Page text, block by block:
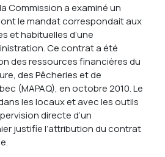
Commission a examiné un
le mandat correspondait aux
et habituelles d’une
Ce contrat a été
des ressources financières du
des Pêcheries et de
(MAPAQ), en octobre 2010. Le
les locaux et avec les outils
directe d’un
justifie l’attribution du contrat